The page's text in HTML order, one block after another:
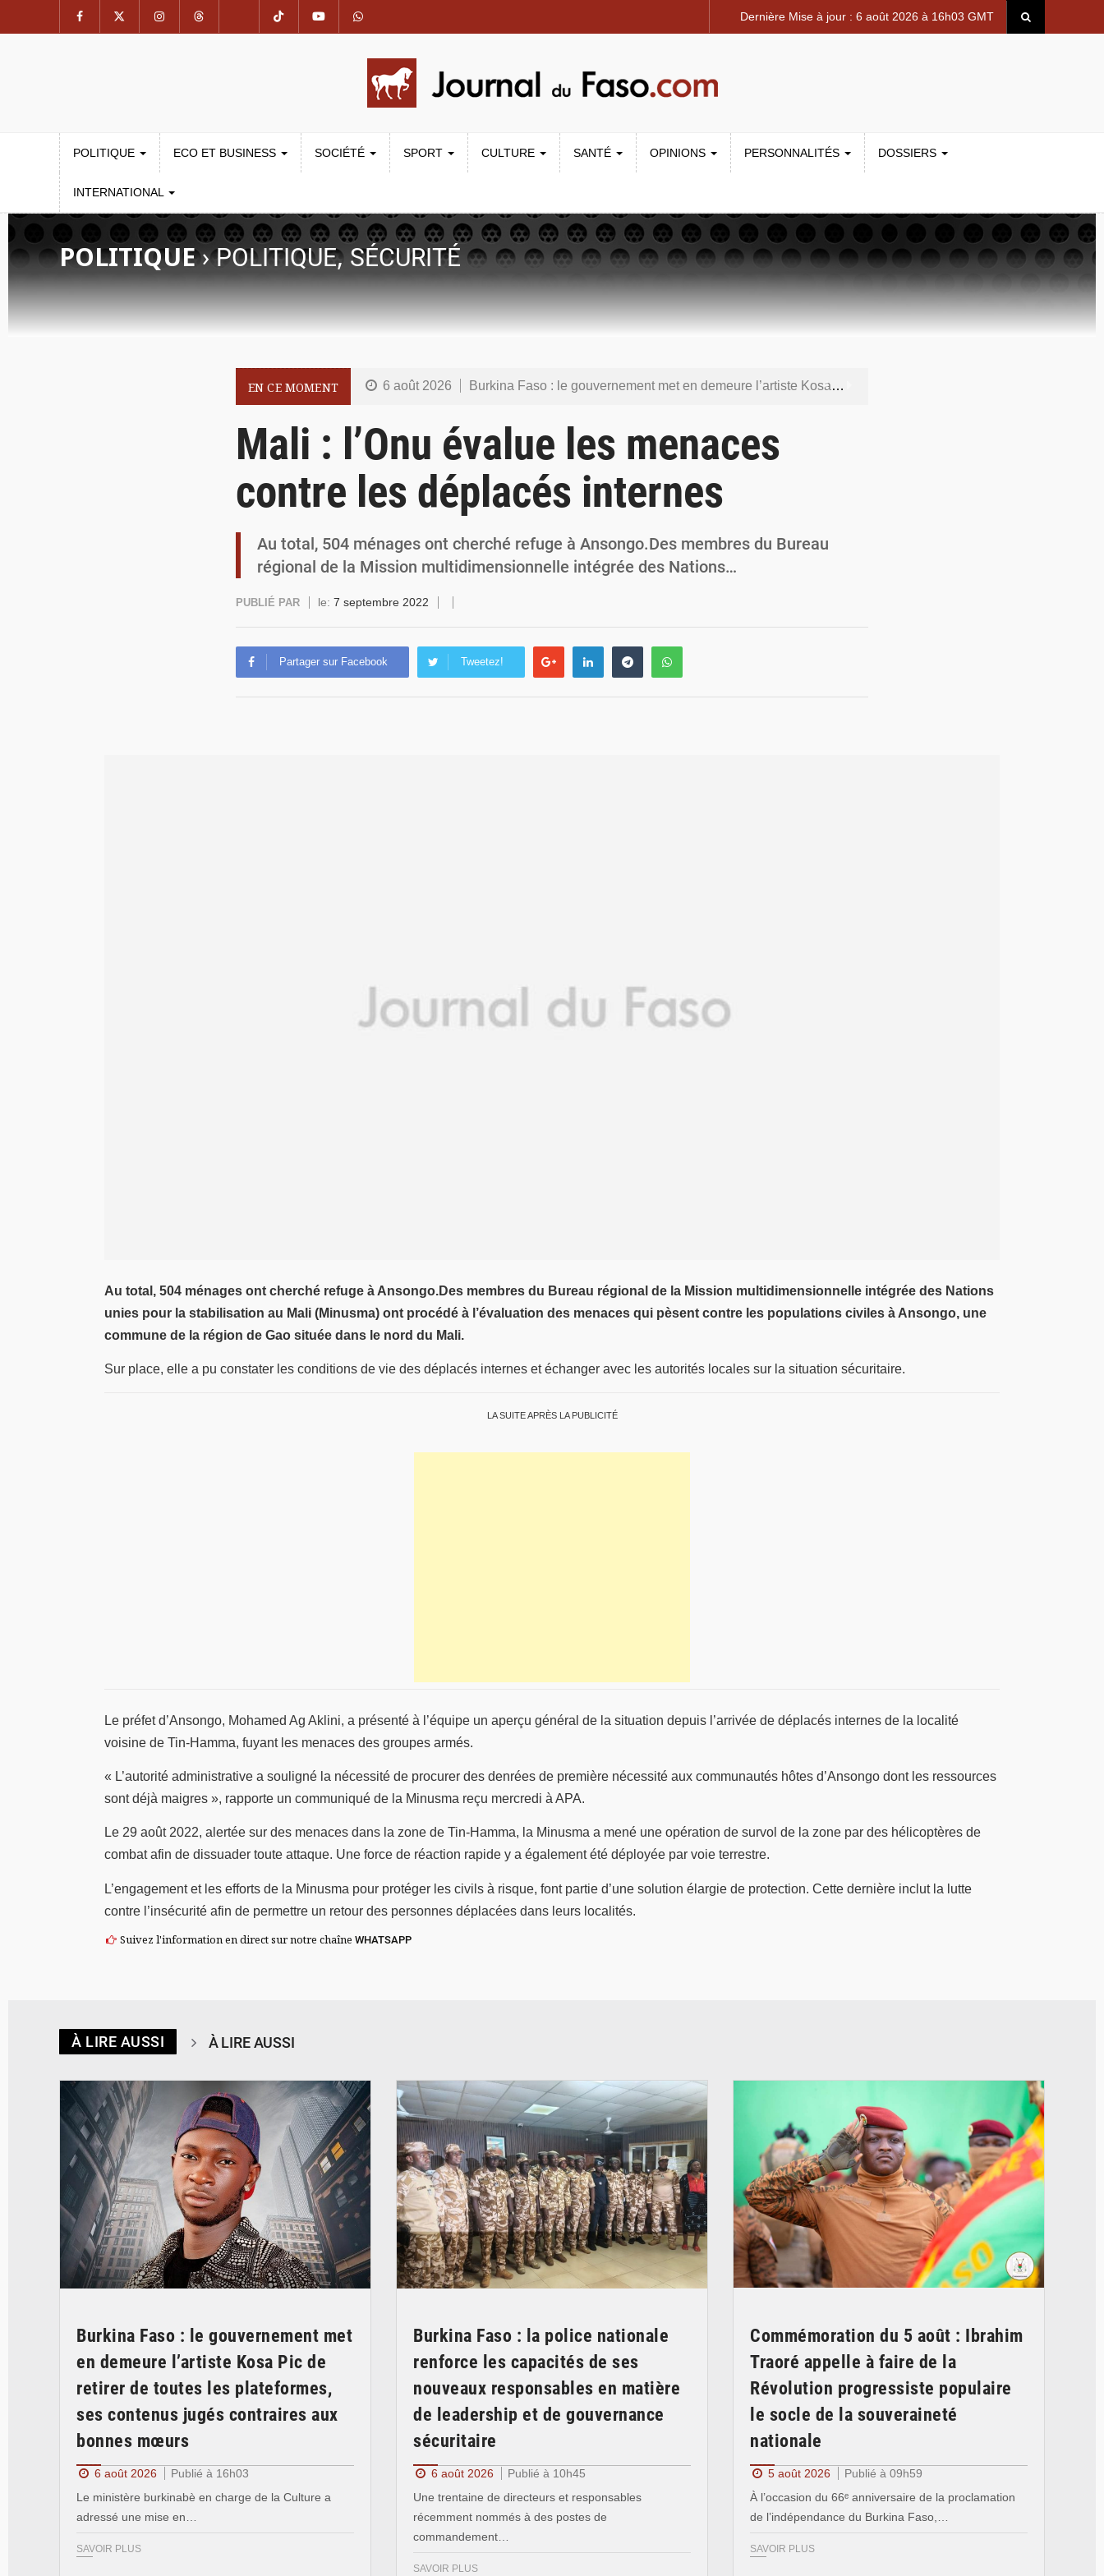
Dernière Mise à jour : 6 août 2026 à 16h03 GMT
POLITIQUE ECO ET BUSINESS SOCIÉTÉ SPORT CULTURE SANTÉ OPINIONS PERSONNALITÉS DOSSIERS
INTERNATIONAL
POLITIQUE›POLITIQUE, SÉCURITÉ
EN CE MOMENT 6 août 2026 Burkina Faso : le gouvernement met en demeure l’artiste Kosa Pic de retirer de toutes les plateformes, ses contenus jugés contraires aux bonnes mœurs
5 août 2026 Commémoration du 5 août : Ibrahim Traoré appelle à faire de la Révolution progressiste populaire le socle de la souveraineté nationale
4 août 2026 Burkina Faso : l’ALP ratifie le protocole de Montréal 2014 pour renforcer la sécurité aérienne
Mali : l’Onu évalue les menaces
contre les déplacés internes
Au total, 504 ménages ont cherché refuge à Ansongo.Des membres du Bureau
régional de la Mission multidimensionnelle intégrée des Nations…
PUBLIÉ PAR le: 7 septembre 2022
Partager sur Facebook Tweetez!
Au total, 504 ménages ont cherché refuge à Ansongo.Des membres du Bureau régional de la Mission multidimensionnelle intégrée des Nations
unies pour la stabilisation au Mali (Minusma) ont procédé à l’évaluation des menaces qui pèsent contre les populations civiles à Ansongo, une
commune de la région de Gao située dans le nord du Mali.
Sur place, elle a pu constater les conditions de vie des déplacés internes et échanger avec les autorités locales sur la situation sécuritaire.
LA SUITE APRÈS LA PUBLICITÉ
Le préfet d’Ansongo, Mohamed Ag Aklini, a présenté à l’équipe un aperçu général de la situation depuis l’arrivée de déplacés internes de la localité
voisine de Tin-Hamma, fuyant les menaces des groupes armés.
« L’autorité administrative a souligné la nécessité de procurer des denrées de première nécessité aux communautés hôtes d’Ansongo dont les ressources
sont déjà maigres », rapporte un communiqué de la Minusma reçu mercredi à APA.
Le 29 août 2022, alertée sur des menaces dans la zone de Tin-Hamma, la Minusma a mené une opération de survol de la zone par des hélicoptères de
combat afin de dissuader toute attaque. Une force de réaction rapide y a également été déployée par voie terrestre.
L’engagement et les efforts de la Minusma pour protéger les civils à risque, font partie d’une solution élargie de protection. Cette dernière inclut la lutte
contre l’insécurité afin de permettre un retour des personnes déplacées dans leurs localités.
Suivez l'information en direct sur notre chaîneWHATSAPP
À LIRE AUSSI À LIRE AUSSI
Burkina Faso : le gouvernement met
en demeure l’artiste Kosa Pic de
retirer de toutes les plateformes,
ses contenus jugés contraires aux
bonnes mœurs
6 août 2026
Publié à 16h03
Le ministère burkinabè en charge de la Culture a
adressé une mise en…
SAVOIR PLUS
Burkina Faso : la police nationale
renforce les capacités de ses
nouveaux responsables en matière
de leadership et de gouvernance
sécuritaire
6 août 2026
Publié à 10h45
Une trentaine de directeurs et responsables
récemment nommés à des postes de
commandement…
SAVOIR PLUS
Commémoration du 5 août : Ibrahim
Traoré appelle à faire de la
Révolution progressiste populaire
le socle de la souveraineté
nationale
5 août 2026
Publié à 09h59
À l’occasion du 66ᵉ anniversaire de la proclamation
de l’indépendance du Burkina Faso,…
SAVOIR PLUS